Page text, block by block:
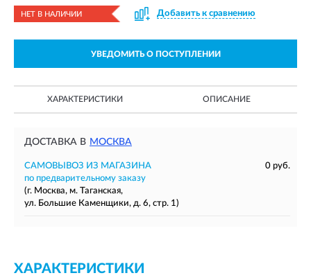
НЕТ В НАЛИЧИИ Добавить к сравнению
УВЕДОМИТЬ О ПОСТУПЛЕНИИ
ХАРАКТЕРИСТИКИ ОПИСАНИЕ
ДОСТАВКА В МОСКВА
САМОВЫВОЗ ИЗ МАГАЗИНА
0 руб.
по предварительному заказу
(г. Москва, м. Таганская,
ул. Большие Каменщики, д. 6, стр. 1)
ХАРАКТЕРИСТИКИ